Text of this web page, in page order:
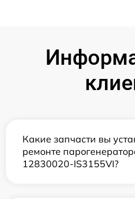
Какие запчасти вы
ремонте
12830020-IS3155VI?